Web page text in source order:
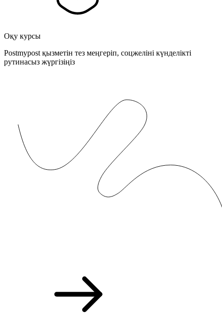
Оқу курсы
Postmypost қызметін тез меңгеріп, соцжеліні күнделікті
рутинасыз жүргізіңіз